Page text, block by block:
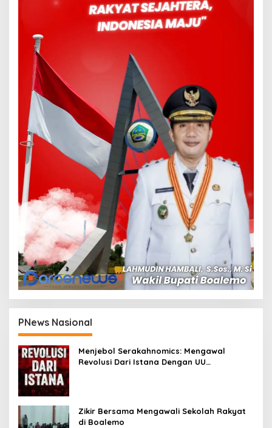
PNews Nasional
Menjebol Serakahnomics: Mengawal
Revolusi Dari Istana Dengan UU
Zikir Bersama Mengawali Sekolah Rakyat
di Boalemo